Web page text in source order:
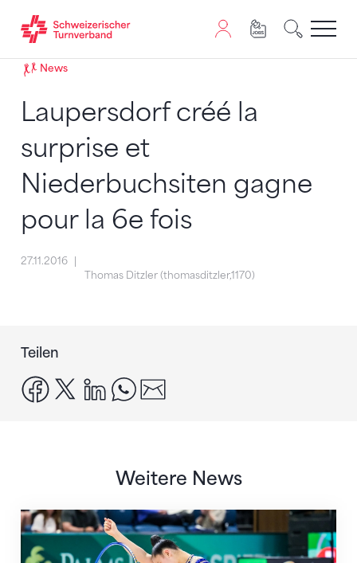
Zum Inhalt springen
Zur Sitemap navigieren
Zum Navigieren dieser Seite wird JavaScript benötigt.
News
Laupersdorf créé la
surprise et
Niederbuchsiten gagne
pour la 6e fois
27.11.2016
Thomas Ditzler (thomasditzler,1170)
Teilen
facebook
x linkedinwhatsapp
Weitere News
Nächster Halt: Weltmeisterschaft